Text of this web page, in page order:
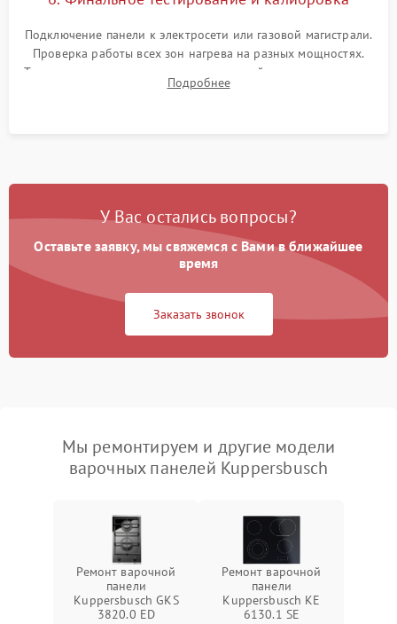
Подключение панели к электросети или газовой магистрали.
Проверка работы всех зон нагрева на разных мощностях.
Тестирование сенсорного управления, таймера, индикаторов
остаточного тепла и систем защиты от перегрева.
Подробнее
У Вас остались вопросы?
Оставьте заявку, мы свяжемся с Вами в ближайшее
время
Заказать звонок
Мы ремонтируем и другие модели
варочных панелей Kuppersbusch
Ремонт варочной
панели
Kuppersbusch GKS
3820.0 ED
Ремонт варочной
панели
Kuppersbusch KE
6130.1 SE